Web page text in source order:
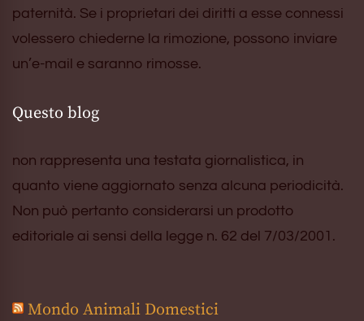
paternità. Se i proprietari dei diritti a esse connessi
volessero chiederne la rimozione, possono inviare
un’e-mail e saranno rimosse.
Questo blog
non rappresenta una testata giornalistica, in
quanto viene aggiornato senza alcuna periodicità.
Non può pertanto considerarsi un prodotto
editoriale ai sensi della legge n. 62 del 7/03/2001.
Mondo Animali Domestici